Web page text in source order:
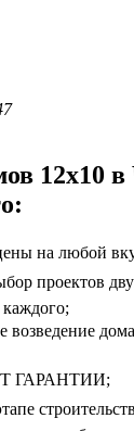
12x10 в
на любой
проектов
каждого;
возведение
ГАРАНТИИ;